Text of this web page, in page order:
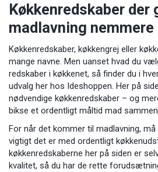
Køkkenredskaber der
madlavning nemmere
Køkkenredskaber, køkkengrej eller
mange navne. Men uanset hvad du
redskaber i køkkenet, så finder du i
udvalg her hos Ideshoppen. Her på
nødvendige køkkenredskaber – og
bikse et ordentligt måltid mad sammen.
For når det kommer til madlavning, må
vigtigt det er med ordentligt
køkkenredskaberne her på siden er
kvalitet, så du har de rette